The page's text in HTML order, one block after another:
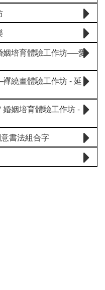
姻培育體驗工作坊──愛
繞畫體驗工作坊 - 延
婚姻培育體驗工作坊 -
書法組合字